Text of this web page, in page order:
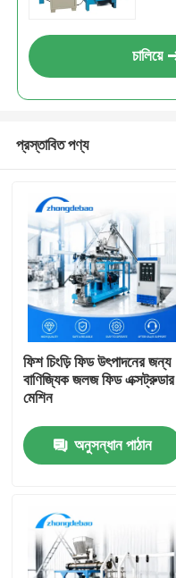
বাড়ি
পণ্য
VR প্রদর্শন
চালিয়ে
প্রস্তাবিত পণ্য
ফিশ চিংড়ি ফিড উৎপাদনের জন্য
বাণিজ্যিক জলজ ফিড এক্সট্রুডার
মেশিন
অনুসন্ধান পাঠান